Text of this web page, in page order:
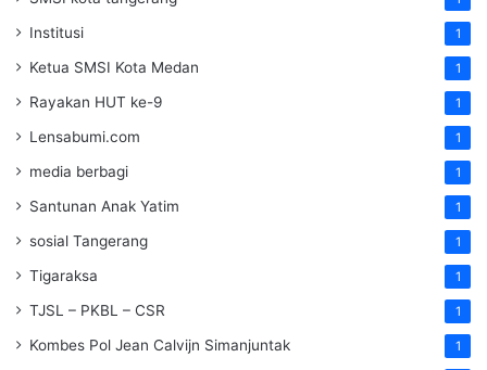
Institusi 1
Ketua SMSI Kota Medan 1
Rayakan HUT ke-9 1
Lensabumi.com 1
media berbagi 1
Santunan Anak Yatim 1
sosial Tangerang 1
Tigaraksa 1
TJSL – PKBL – CSR 1
Kombes Pol Jean Calvijn Simanjuntak 1